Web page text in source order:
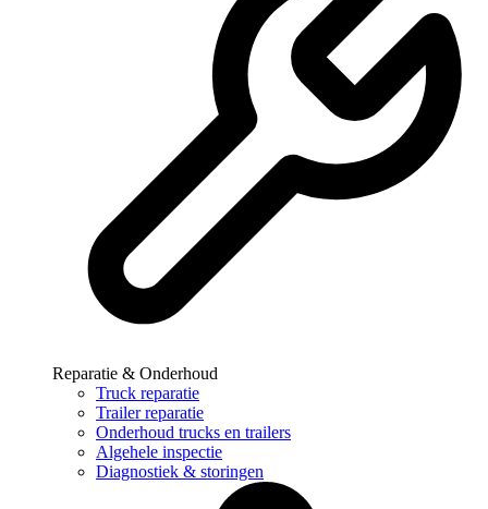
Reparatie & Onderhoud
Truck reparatie
Trailer reparatie
Onderhoud trucks en trailers
Algehele inspectie
Diagnostiek & storingen